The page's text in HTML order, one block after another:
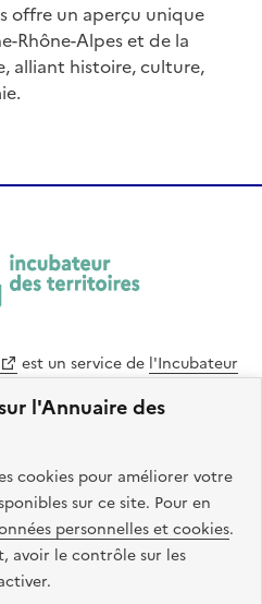
l'Annuaire des
cookies pour améliorer votre
sur ce site. Pour en
personnelles et cookies.
avoir le contrôle sur les
offre un aperçu unique
Rhône-Alpes et de la
alliant histoire, culture,
est un service de l'Incubateur
Le code source de ce site web
Le design de ce site est conçu
l’État.
data.gouv.fr